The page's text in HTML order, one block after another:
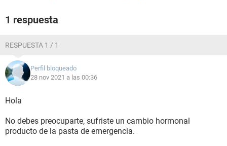
1 respuesta
RESPUESTA 1 / 1
Perfil bloqueado
28 nov 2021 a las 00:36
Hola
No debes preocuparte, sufriste un cambio hormonal
producto de la pasta de emergencia.